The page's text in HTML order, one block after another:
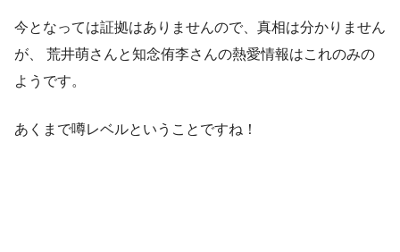
今となっては証拠はありませんので、真相は分かりません
が、 荒井萌さんと知念侑李さんの熱愛情報はこれのみの
ようです。
あくまで噂レベルということですね！